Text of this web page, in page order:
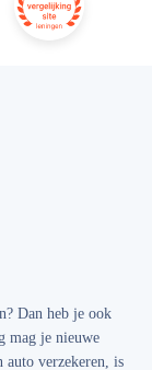
Dan heb je ook
mag je nieuwe
auto verzekeren, is